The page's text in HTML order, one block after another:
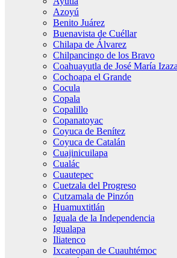
Azoyú
Benito Juárez
Buenavista de Cuéllar
Chilapa de Álvarez
Chilpancingo de los Bravo
Coahuayutla de José María
Cochoapa el Grande
Cocula
Copala
Copalillo
Copanatoyac
Coyuca de Benítez
Coyuca de Catalán
Cuajinicuilapa
Cualác
Cuautepec
Cuetzala del Progreso
Cutzamala de Pinzón
Huamuxtitlán
Iguala de la Independencia
Igualapa
Iliatenco
Ixcateopan de Cuauhtémoc